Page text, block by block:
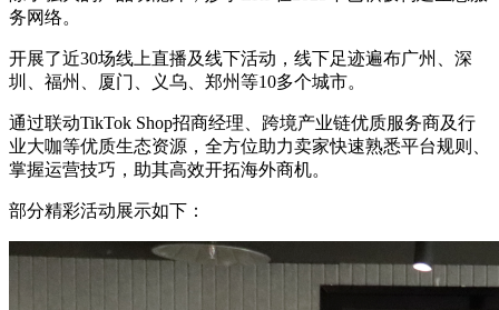
务网络。
开展了近30场线上直播及线下活动，线下足迹遍布广州、深
圳、福州、厦门、义乌、郑州等10多个城市。
通过联动TikTok Shop招商经理、跨境产业链优质服务商及行
业大咖等优质生态资源，全方位助力卖家快速熟悉平台规则、
掌握运营技巧，助其高效开拓海外商机。
部分精彩活动展示如下：